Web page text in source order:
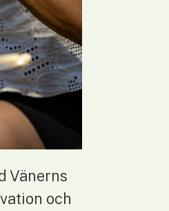
Vänerns
och